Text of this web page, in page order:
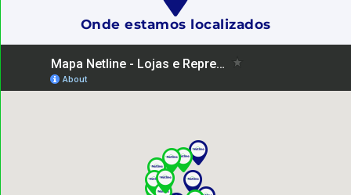
Onde estamos localizados